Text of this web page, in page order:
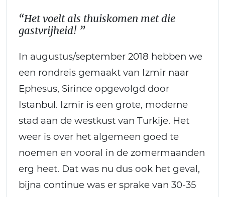
“Het voelt als thuiskomen met die
gastvrijheid! ”
In augustus/september 2018 hebben we
een rondreis gemaakt van Izmir naar
Ephesus, Sirince opgevolgd door
Istanbul. Izmir is een grote, moderne
stad aan de westkust van Turkije. Het
weer is over het algemeen goed te
noemen en vooral in de zomermaanden
erg heet. Dat was nu dus ook het geval,
bijna continue was er sprake van 30-35